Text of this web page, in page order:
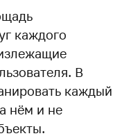
каждого
В
каждый
нём и не